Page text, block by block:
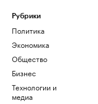
Рубрики
Политика
Экономика
Общество
Бизнес
Технологии и
медиа